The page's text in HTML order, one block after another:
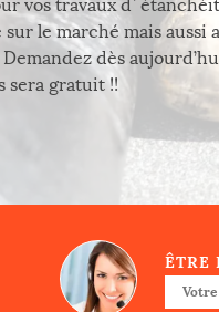
vos travaux d`
le marché mais aussi
dès
sera gratuit !!
ÊTRE